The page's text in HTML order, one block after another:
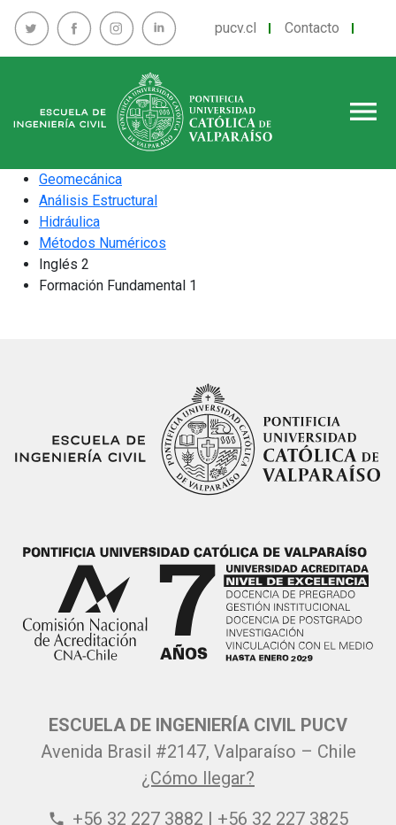
pucv.cl Contacto
menu
Geomecánica
Análisis Estructural
Hidráulica
Métodos Numéricos
Inglés 2
Formación Fundamental 1
ESCUELA DE INGENIERÍA CIVIL PUCV
Avenida Brasil #2147, Valparaíso – Chile
¿Cómo llegar?
phone +56 32 227 3882 | +56 32 227 3825